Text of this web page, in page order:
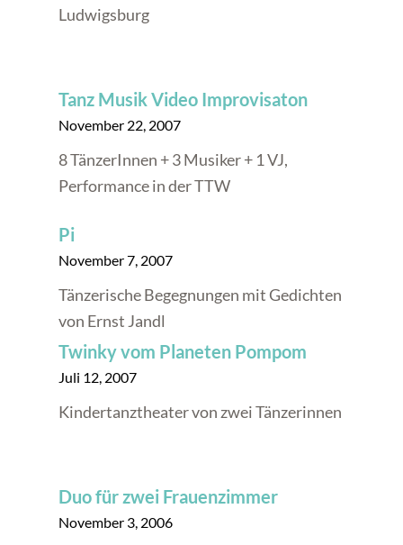
Ludwigsburg
Tanz Musik Video Improvisaton
November 22, 2007
8 TänzerInnen + 3 Musiker + 1 VJ,
Performance in der TTW
Pi
November 7, 2007
Tänzerische Begegnungen mit Gedichten
von Ernst Jandl
Twinky vom Planeten Pompom
Juli 12, 2007
Kindertanztheater von zwei Tänzerinnen
Duo für zwei Frauenzimmer
November 3, 2006